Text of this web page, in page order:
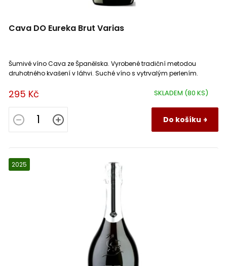
Cava DO Eureka Brut Varias
SKLADEM (80 KS)
295 Kč
Do košíku
Šumivé víno Cava ze Španělska. Vyrobené tradiční metodou
druhotného kvašení v láhvi. Suché víno s vytrvalým perlením.
2025